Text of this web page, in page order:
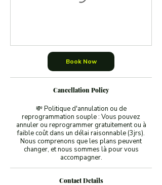
Book Now
Cancellation Policy
💸 Politique d'annulation ou de
reprogrammation souple : Vous pouvez
annuler ou reprogrammer gratuitement ou à
faible coût dans un délai raisonnable (3jrs).
Nous comprenons que les plans peuvent
changer, et nous sommes là pour vous
accompagner.
Contact Details